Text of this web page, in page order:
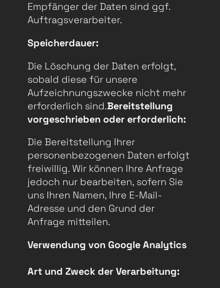
Empfänger der Daten sind ggf.
Auftragsverarbeiter.
Speicherdauer:
Die Löschung der Daten erfolgt,
sobald diese für unsere
Aufzeichnungszwecke nicht mehr
erforderlich sind.Bereitstellung
vorgeschrieben oder erforderlich:
Die Bereitstellung Ihrer
personenbezogenen Daten erfolgt
freiwillig. Wir können Ihre Anfrage
jedoch nur bearbeiten, sofern Sie
uns Ihren Namen, Ihre E-Mail-
Adresse und den Grund der
Anfrage mitteilen.
Verwendung von Google Analytics
Art und Zweck der Verarbeitung: